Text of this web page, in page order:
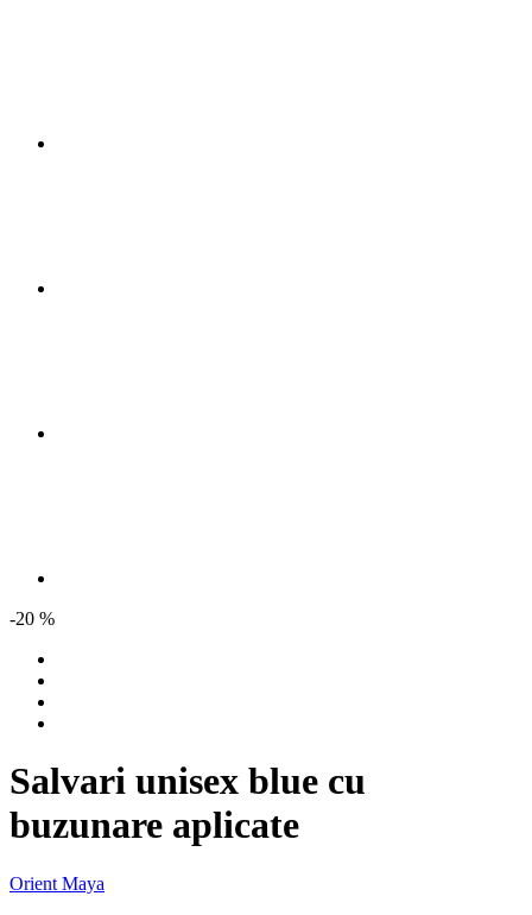
-20 %
Salvari unisex blue cu
buzunare aplicate
Orient Maya